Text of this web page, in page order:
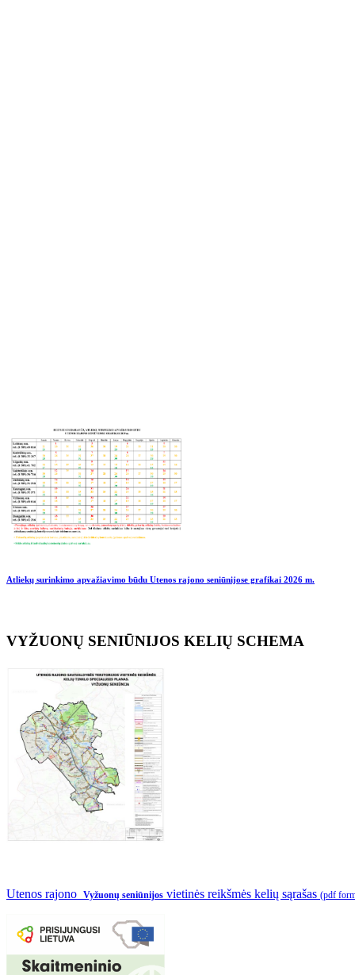
Atliekų surinkimo apvažiavimo būdu Utenos rajono seniūnijose grafikai 2026 m.
VYŽUONŲ SENIŪNIJOS KELIŲ SCHEMA
Utenos rajono Vyžuonų seniūnijos vietinės reikšmės kelių sąrašas (pdf